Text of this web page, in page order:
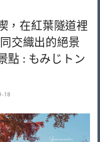
，在紅葉隧道裡
交織出的絕景
點 : もみじトン
18